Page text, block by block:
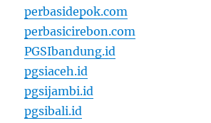
perbasidepok.com
perbasicirebon.com
PGSIbandung.id
pgsiaceh.id
pgsijambi.id
pgsibali.id